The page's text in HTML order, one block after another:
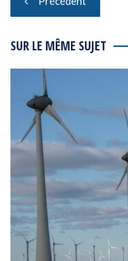
de
l’article
SUR LE MÊME SUJET